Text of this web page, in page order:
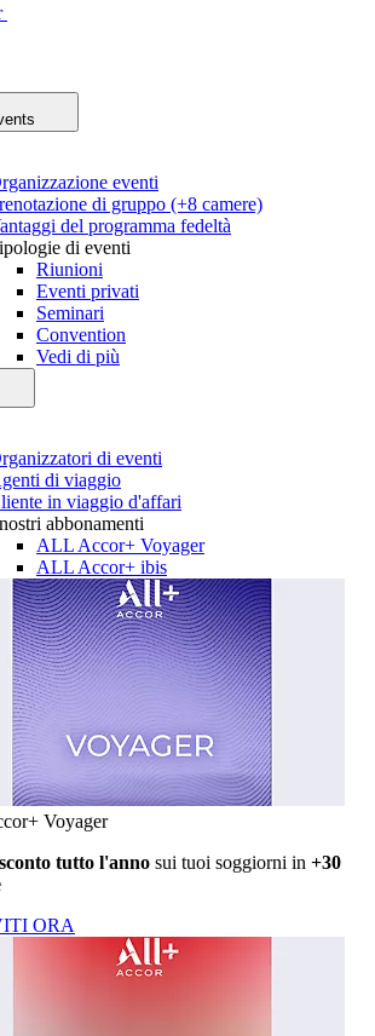
eventi
di gruppo (+8 camere)
del programma fedeltà
di eventi
Riunioni
Eventi privati
Seminari
Convention
Vedi di più
di eventi
di viaggio
in viaggio d'affari
abbonamenti
ALL Accor+ Voyager
ALL Accor+ ibis
Voyager
tutto l'anno sui tuoi soggiorni in +30
ORA